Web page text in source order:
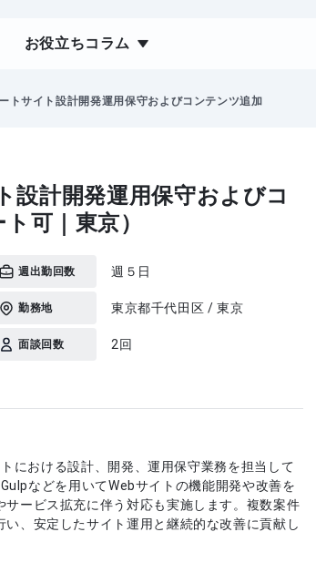
お役立ちコラム
トサイト設計開発運用保守およびコンテンツ追加
設計開発運用保守およびコ
可｜東京）
週出勤回数 週５日
勤務地 東京都千代田区 / 東京
面談回数 2回
における設計、開発、運用保守業務を担当して
などを用いてWebサイトの機能開発や改善を
ービス拡充に伴う対応も実施します。複数案件
、安定したサイト運用と継続的な改善に貢献し